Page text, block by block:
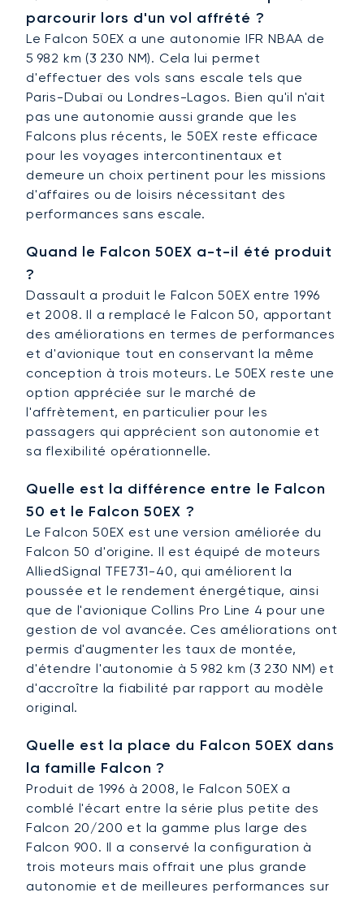
parcourir lors d'un vol affrété ?
Le Falcon 50EX a une autonomie IFR NBAA de
5 982 km (3 230 NM). Cela lui permet
d'effectuer des vols sans escale tels que
Paris-Dubaï ou Londres-Lagos. Bien qu'il n'ait
pas une autonomie aussi grande que les
Falcons plus récents, le 50EX reste efficace
pour les voyages intercontinentaux et
demeure un choix pertinent pour les missions
d'affaires ou de loisirs nécessitant des
performances sans escale.
Quand le Falcon 50EX a-t-il été produit
?
Dassault a produit le Falcon 50EX entre 1996
et 2008. Il a remplacé le Falcon 50, apportant
des améliorations en termes de performances
et d'avionique tout en conservant la même
conception à trois moteurs. Le 50EX reste une
option appréciée sur le marché de
l'affrètement, en particulier pour les
passagers qui apprécient son autonomie et
sa flexibilité opérationnelle.
Quelle est la différence entre le Falcon
50 et le Falcon 50EX ?
Le Falcon 50EX est une version améliorée du
Falcon 50 d'origine. Il est équipé de moteurs
AlliedSignal TFE731-40, qui améliorent la
poussée et le rendement énergétique, ainsi
que de l'avionique Collins Pro Line 4 pour une
gestion de vol avancée. Ces améliorations ont
permis d'augmenter les taux de montée,
d'étendre l'autonomie à 5 982 km (3 230 NM) et
d'accroître la fiabilité par rapport au modèle
original.
Quelle est la place du Falcon 50EX dans
la famille Falcon ?
Produit de 1996 à 2008, le Falcon 50EX a
comblé l'écart entre la série plus petite des
Falcon 20/200 et la gamme plus large des
Falcon 900. Il a conservé la configuration à
trois moteurs mais offrait une plus grande
autonomie et de meilleures performances sur